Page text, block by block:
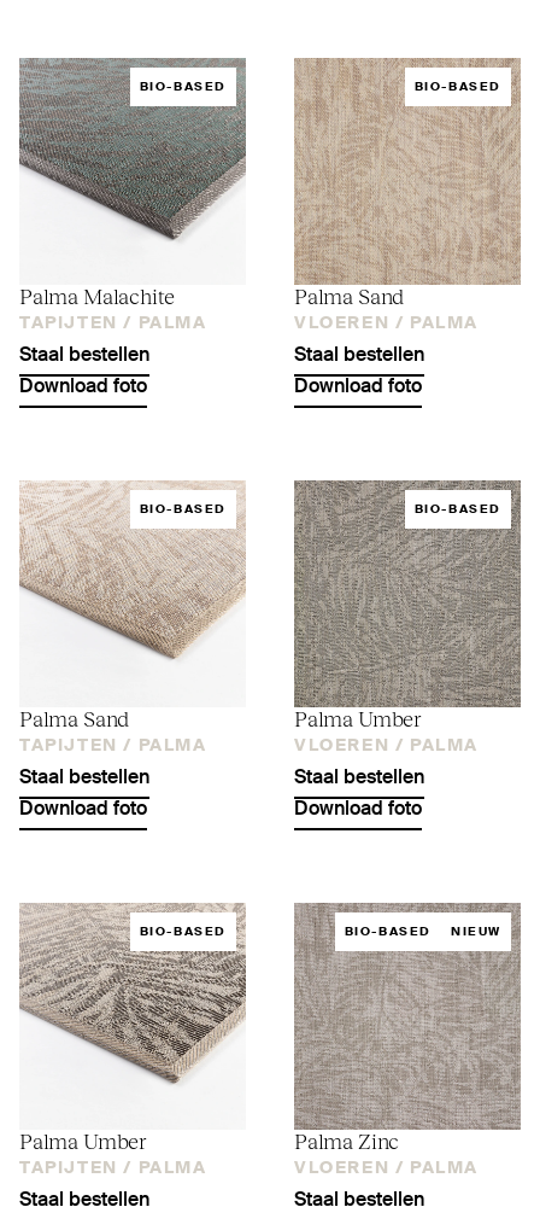
BIO-BASED
Palma Malachite
TAPIJTEN / PALMA
Staal bestellen
Download foto
BIO-BASED
Palma Sand
VLOEREN / PALMA
Staal bestellen
Download foto
BIO-BASED
Palma Sand
TAPIJTEN / PALMA
Staal bestellen
Download foto
BIO-BASED
Palma Umber
VLOEREN / PALMA
Staal bestellen
Download foto
BIO-BASED
Palma Umber
TAPIJTEN / PALMA
Staal bestellen
BIO-BASED NIEUW
Palma Zinc
VLOEREN / PALMA
Staal bestellen